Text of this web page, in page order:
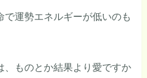
で運勢エネルギーが低いのも
、ものとか結果より愛ですか